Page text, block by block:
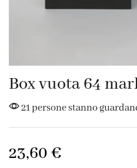
Box vuota 64
21 persone stanno
23,60 €